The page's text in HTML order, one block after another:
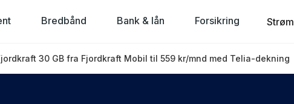
Bredbånd Bank & lån Forsikring Strøm
30 GB fra Fjordkraft Mobil til 559 kr/mnd med Telia-dekning